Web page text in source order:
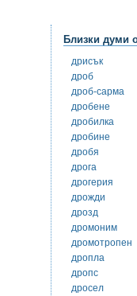
Близки думи
дрисък
дроб
дроб-сарма
дробене
дробилка
дробине
дробя
дрога
дрогерия
дрожди
дрозд
дромоним
дромотропен
дропла
дропс
дросел